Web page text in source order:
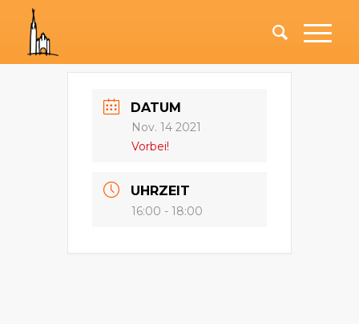
DATUM
Nov. 14 2021
Vorbei!
UHRZEIT
16:00 - 18:00